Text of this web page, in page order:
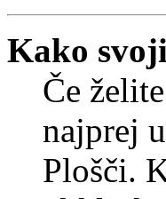
Kako
Če
najprej
Plošči.